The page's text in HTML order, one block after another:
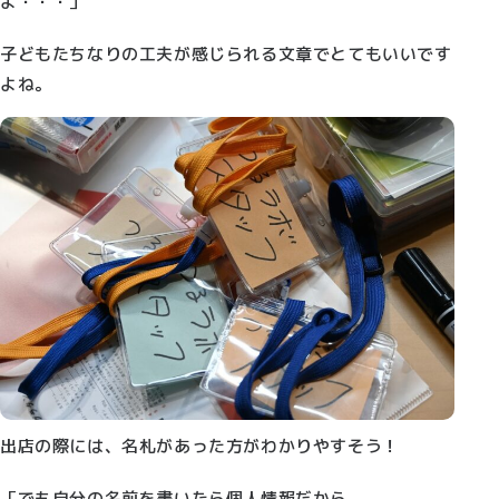
子どもたちなりの工夫が感じられる文章でとてもいいです
よね。
出店の際には、名札があった方がわかりやすそう！